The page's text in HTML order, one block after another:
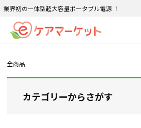
業界初の一体型超大容量ポータブル電源 ！
全商品
カテゴリーからさがす